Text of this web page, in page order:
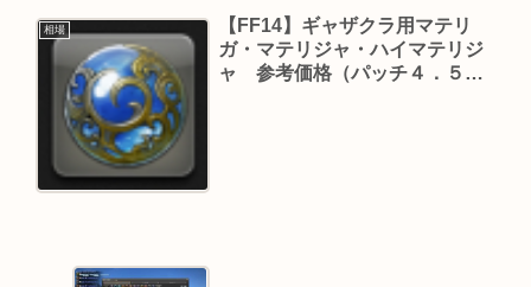
相場
【FF14】ギャザクラ用マテリ
ガ・マテリジャ・ハイマテリジ
ャ 参考価格（パッチ４．５８